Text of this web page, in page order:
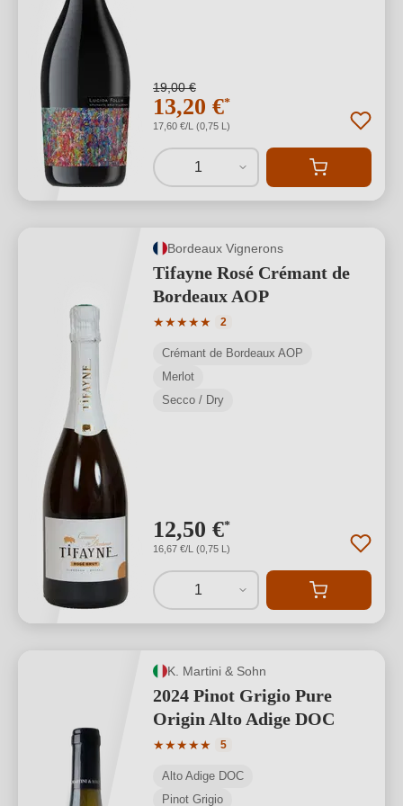
19,00 €
13,20 €*
17,60 €/L (0,75 L)
1
Bordeaux Vignerons
Tifayne Rosé Crémant de
Bordeaux AOP
★★★★★
Valutazione media di 5 su 5 stelle
2
Crémant de Bordeaux AOP
Merlot
Secco / Dry
12,50 €*
16,67 €/L (0,75 L)
1
K. Martini & Sohn
2024 Pinot Grigio Pure
Origin Alto Adige DOC
★★★★★
Valutazione media di 5 su 5 stelle
5
Alto Adige DOC
Pinot Grigio